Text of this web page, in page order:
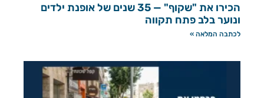
הכירו את "שקוף" — 35 שנים של אופנת ילדים
ונוער בלב פתח תקווה
לכתבה המלאה »